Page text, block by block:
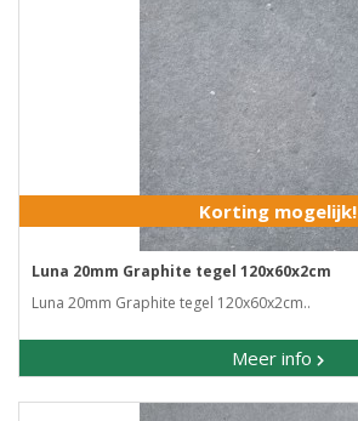
Korting mogelijk!
Luna 20mm Graphite tegel 120x60x2cm
Luna 20mm Graphite tegel 120x60x2cm..
Meer info